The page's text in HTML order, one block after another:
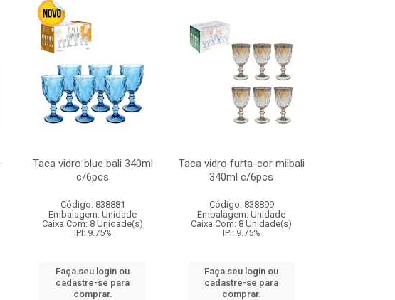
Taca vidro blue bali 340ml
c/6pcs
Código: 838881
Embalagem: Unidade
Caixa Com: 8 Unidade(s)
IPI: 9.75%
Faça seu login ou
cadastre-se para
comprar.
Taca vidro furta-cor milbali
340ml c/6pcs
Código: 838899
Embalagem: Unidade
Caixa Com: 8 Unidade(s)
IPI: 9.75%
Faça seu login ou
cadastre-se para
comprar.